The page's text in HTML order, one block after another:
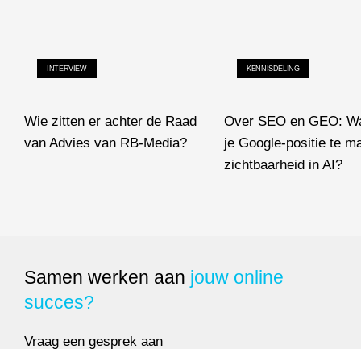
INTERVIEW
Wie zitten er achter de Raad
van Advies van RB-Media?
Wie zitten er achter de Raad van Advies van RB-Media?
KENNISDELING
Over SEO en GEO:
je Google-positie te
zichtbaarheid in AI?
Samen werken aan jouw online
succes?
Vraag een gesprek aan